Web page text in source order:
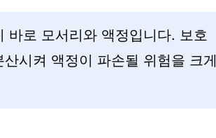
바로 모서리와 액정입니다. 보호
시켜 액정이 파손될 위험을 크게